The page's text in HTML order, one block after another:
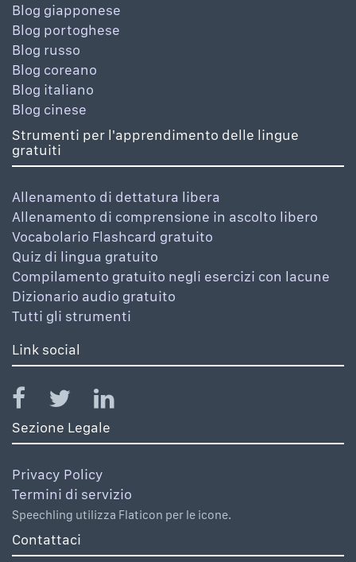
Blog giapponese
Blog portoghese
Blog russo
Blog coreano
Blog italiano
Blog cinese
Strumenti per l'apprendimento delle lingue
gratuiti
Allenamento di dettatura libera
Allenamento di comprensione in ascolto libero
Vocabolario Flashcard gratuito
Quiz di lingua gratuito
Compilamento gratuito negli esercizi con lacune
Dizionario audio gratuito
Tutti gli strumenti
Link social
Sezione Legale
Privacy Policy
Termini di servizio
Speechling utilizza Flaticon per le icone.
Contattaci